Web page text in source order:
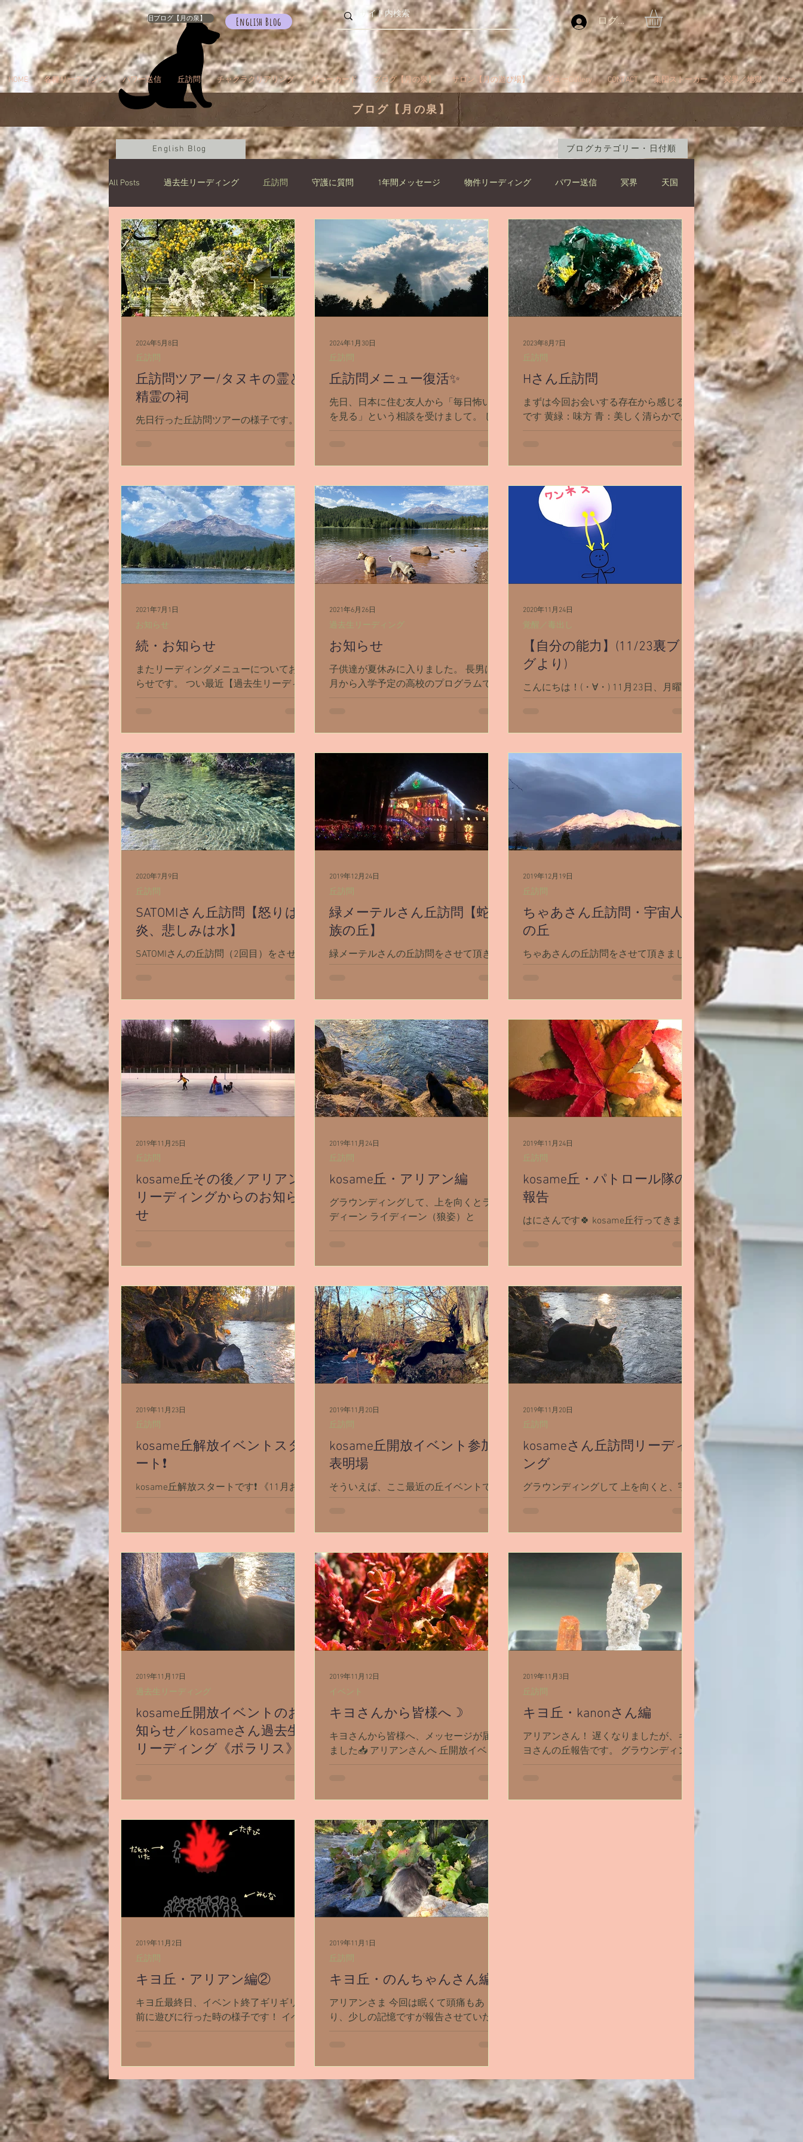
旧ブログ【月の泉】 English Blog ログイン
HOME 各種リーディング パワー送信 丘訪問 チャクラクリアリング ギューカード ブログ【月の泉】 サロン【月の遊び場】 ギューGallery CONTACT 集団ストーカー 冥界／地獄 More
ブログ【月の泉】
English Blog ブログカテゴリー・日付順
All Posts 過去生リーディング 丘訪問 守護に質問 1年間メッセージ 物件リーディング パワー送信 冥界 天国
カルマパターン 石 お知らせ 過去生 瞑想でお出かけ 旅／お出かけ ブツブツ言ってるだけ
イベント シャスタ編スタート シャスタ ダンスミュア 覚醒／毒出し 妊娠・出産・不妊 斉木のじいさん 夢
丘訪問ツアー/タヌキの霊と
精霊の祠
先日行った丘訪問ツアーの様子です。
ですが。 この丘訪問の様子が誰かの何
い、ご本人に了承を得て書いてみます。
春です🌸...
丘訪問
2024年5月8日
丘訪問メニュー復活✨
先日、日本に住む友人から「毎日怖い夢
を見る」という相談を受けまして。 じ
ゃあ丘をチェックしてみるか。 なんな
がって、小一時間ほどぺちゃくちゃお喋
りした後、まず...
丘訪問
2024年1月30日
Hさん丘訪問
まずは今回お会いする存在から感じる色
です 黄緑：味方 青：美しく清らかで脆
い 白：清純 赤：煮えたぎる想い ーーー
狼）だ なんで出てきたの？今リーディ
ング中なのに...
丘訪問
2023年8月7日
続・お知らせ
またリーディングメニューについてお知
らせです。 つい最近【過去生リーディ
ング】と【丘訪問】のメニューを一時オ
た(・・;) ので。...
お知らせ
2021年7月1日
お知らせ
子供達が夏休みに入りました。 長男は9
月から入学予定の高校のプログラムで、
毎日忙しそうにしています。 次男と娘
ーンを飛ばしたり、ろくろを回して焼き
物を作ったり、楽しそう...
過去生リーディング
2021年6月26日
【自分の能力】(11/23裏ブロ
グより)
こんにちは！(・∀・) 11月23日、月曜日
です。 『自分の能力』って不思議なも
最近ありました。 まだ頭の中で上手く
まとまってないので、ここでブツブツ書
ぞれに沢山の【過去生】があって。...
覚醒／毒出し
2020年11月24日
SATOMIさん丘訪問【怒りは
炎、悲しみは水】
SATOMIさんの丘訪問（2回目）をさせて
頂きました(^^) ＊SATOMIさんリーディン
SATOMIさん過去生リーディング②・他
過去生リーディング②・冥界編...
丘訪問
2020年7月9日
緑メーテルさん丘訪問【蛇
族の丘】
緑メーテルさんの丘訪問をさせて頂きま
した🐍 （＊緑メーテルさん過去生リー
ん過去生リーディング②《蛇族の魔法の
色んな丘とだいぶ違いました。 驚きの
蛇族丘システムでした！ でもとっても
素敵な丘でした✨...
丘訪問
2019年12月24日
ちゃあさん丘訪問・宇宙人
の丘
ちゃあさんの丘訪問をさせて頂きました
👾 昨日のぐるぐる雲 グラウンディング
へ （アキラもシルバに乗って同行） ま
ーーっとピカピカの銀色！ なにこの丘
ーーー！？(◎_◎;) 銀色の地面に降りて
みる...
丘訪問
2019年12月19日
kosame丘その後／アリアン
リーディングからのお知ら
せ
ぁたんです ちょっとお願いがありまし
【☆☆】（とある地名）っていう文字が
浮かんで それとは関係ないかもしれま
せんが...
丘訪問
2019年11月25日
kosame丘・アリアン編
グラウンディングして、上を向くとライ
ディーン ライディーン（狼姿）と
kosame丘へ飛ぶ ライディーンはこない
色〜うすい紺色のグラデーション ーー
ー...
丘訪問
2019年11月24日
kosame丘・パトロール隊の
報告
はにさんです🍀 kosame丘行ってきまし
れたり ゆぁたんさんにパグしたり のん
子と30cmもあるようなソフトクリーム
🍦をすすっておりました ...
丘訪問
2019年11月24日
kosame丘解放イベントスタ
ート❗️
kosame丘解放スタートです❗️ 《11月お誕
24日23時終了（日本時間） 遊び場の参
ラ、アナドラ、ライディーン、カラス
(鶴・亀)、火の鳥メロディと一...
丘訪問
2019年11月23日
kosame丘開放イベント参加
表明場
そういえば、ここ最近の丘イベントでは
【kosame丘開放イベント参加表明場】
感じで使用したいと思います。
【kosame丘開放イベント参加表明場】
の使い方...
丘訪問
2019年11月20日
kosameさん丘訪問リーディ
ング
グラウンディングして 上を向くと、宇
に到着して まず見えたのは、灰色の空
じゃない？ 灰色・・・。 あんまり
「闇！」って感じはしない 下に町が見
えてきた...
丘訪問
2019年11月20日
kosame丘開放イベントのお
知らせ／kosameさん過去生
リーディング《ポラリス》
を書き始めて、11月にはもうkosameさ
ブログ記事にコメントを頂いたんだった
なー(*´ω｀) ブログ書き始めの頃、私は
まだまだ大きな毒出し真っ最中で。...
過去生リーディング
2019年11月17日
キヨさんから皆様へ☽
キヨさんから皆様へ、メッセージが届き
ました📥 アリアンさんへ 丘開放イベン
ト、ありがとうございました。 アリア
きましたΣ(-∀-；)...
イベント
2019年11月12日
キヨ丘・kanonさん編
アリアンさん！ 遅くなりましたが、キ
ヨさんの丘報告です。 グラウンディン
グしたら、ふわぁっとうすい黄色に包ま
丘訪問
2019年11月3日
キヨ丘・アリアン編②
キヨ丘最終日、イベント終了ギリギリ直
前に遊びに行った時の様子です！ イベ
ント終了まであと5分しかない〜！ って
に、焚き火が用意されてて 皆んなはそ
こに集まってるみたい...
丘訪問
2019年11月2日
キヨ丘・のんちゃんさん編
アリアンさま 今回は眠くて頭痛もあ
り、少しの記憶ですが報告させていただ
きます。 丘には黒い大きな翼で行きま
ルになっていて、そこを楽しい気分で滑
り、出てきたと...
丘訪問
2019年11月1日